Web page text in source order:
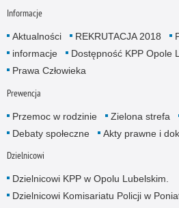
Informacje
Aktualności REKRUTACJA 2018
informacje
Dostępność KPP Opole
Prawa Człowieka
Prewencja
Przemoc w rodzinie Zielona strefa
Debaty społeczne
Akty prawne i
Dzielnicowi
Dzielnicowi KPP w Opolu Lubelskim.
Dzielnicowi Komisariatu Policji w